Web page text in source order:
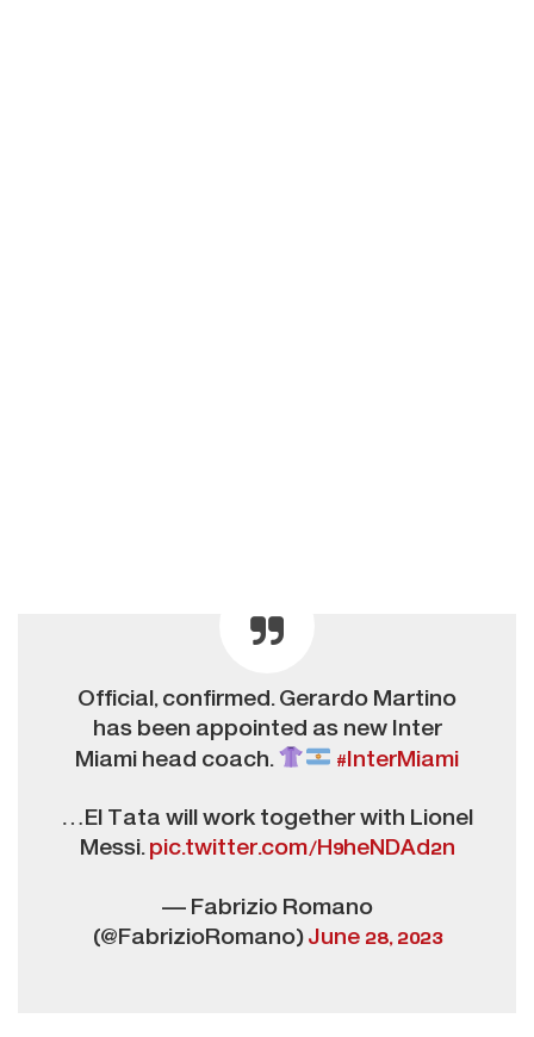
Official, confirmed. Gerardo Martino
has been appointed as new Inter
Miami head coach.
#InterMiami
…El Tata will work together with Lionel
Messi.pic.twitter.com/H9heNDAd2n
— Fabrizio Romano
(@FabrizioRomano)June 28, 2023